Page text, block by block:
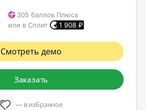
305 баллов Плюса
или в Сплит
1 908 ₽
Смотреть демо
Заказать
— в избранное